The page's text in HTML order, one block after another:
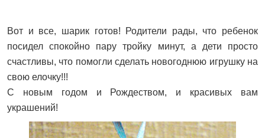
Вот и все, шарик готов! Родители рады, что ребенок
посидел спокойно пару тройку минут, а дети просто
счастливы, что помогли сделать новогоднюю игрушку на
свою елочку!!!
С новым годом и Рождеством, и красивых вам
украшений!